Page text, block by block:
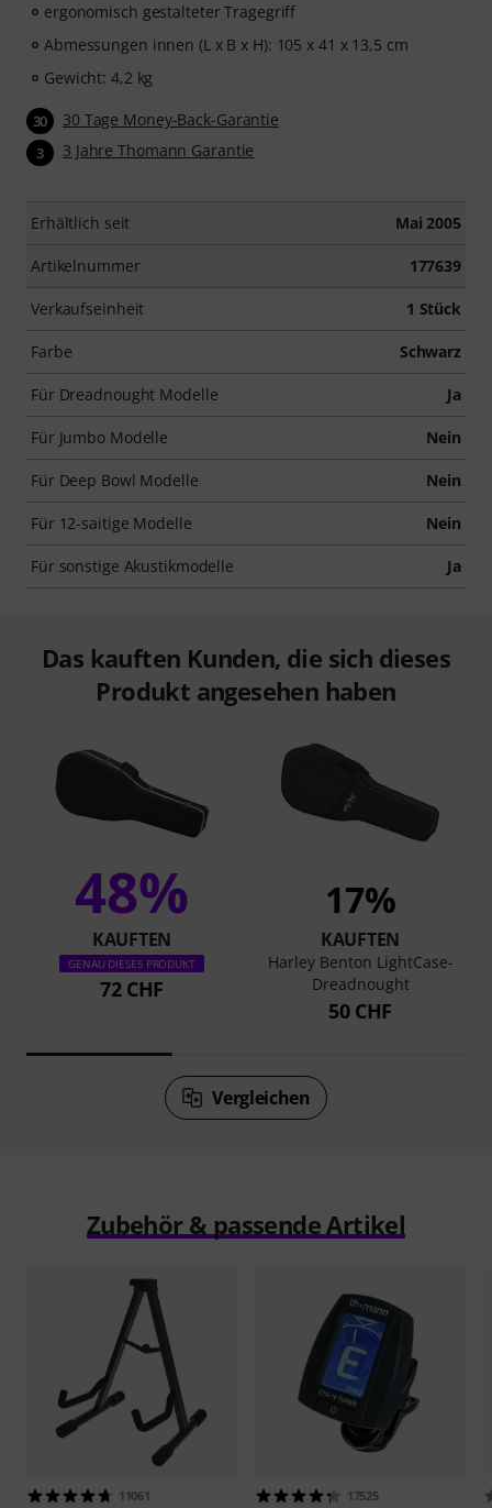
ergonomisch gestalteter Tragegriff
Abmessungen innen (L x B x H): 105 x 41 x 13,5 cm
Gewicht: 4,2 kg
30 30 Tage Money-Back-Garantie
3 3 Jahre Thomann Garantie
Erhältlich seit Mai 2005
Artikelnummer 177639
Verkaufseinheit 1 Stück
Farbe Schwarz
Für Dreadnought Modelle Ja
Für Jumbo Modelle Nein
Für Deep Bowl Modelle Nein
Für 12-saitige Modelle Nein
Für sonstige Akustikmodelle Ja
Das kauften Kunden, die sich dieses
Produkt angesehen haben
48%
KAUFTEN
GENAU DIESES PRODUKT
72 CHF
17%
KAUFTEN
Harley Benton LightCase-
Dreadnought
50 CHF
Vergleichen
Zubehör & passende Artikel
11061 17525